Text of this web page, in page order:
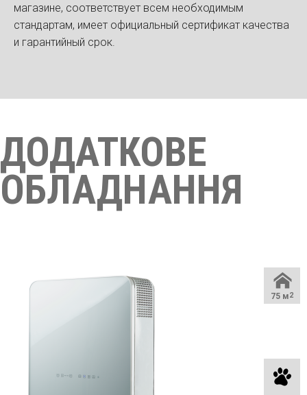
магазине, соответствует всем необходимым
стандартам, имеет официальный сертификат качества
и гарантийный срок.
ДОДАТКОВЕ
ОБЛАДНАННЯ
75 м2